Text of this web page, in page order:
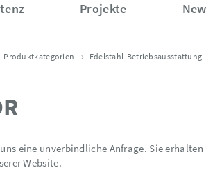
Projekte
Produktkategorien Edelstahl-Betriebsausstattung
eine unverbindliche Anfrage. Sie
Website.